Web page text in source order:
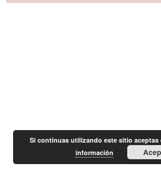
Si continuas utilizando este sitio
información